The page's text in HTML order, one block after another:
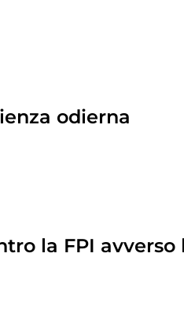
odierna
la FPI